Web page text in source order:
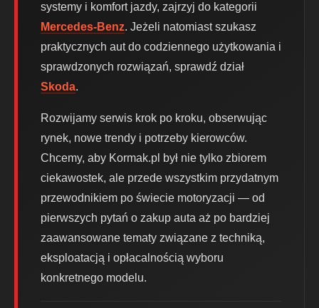
systemy i komfort jazdy, zajrzyj do kategorii
Mercedes-Benz. Jeżeli natomiast szukasz
praktycznych aut do codziennego użytkowania i
sprawdzonych rozwiązań, sprawdź dział
Skoda.
Rozwijamy serwis krok po kroku, obserwując
rynek, nowe trendy i potrzeby kierowców.
Chcemy, aby Kormak.pl był nie tylko zbiorem
ciekawostek, ale przede wszystkim przydatnym
przewodnikiem po świecie motoryzacji — od
pierwszych pytań o zakup auta aż po bardziej
zaawansowane tematy związane z techniką,
eksploatacją i opłacalnością wyboru
konkretnego modelu.